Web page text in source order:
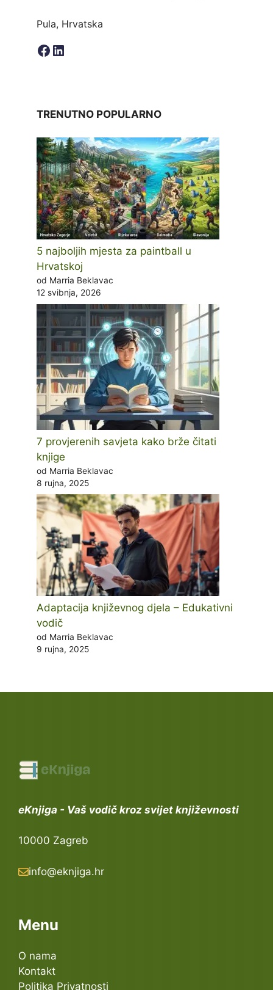
Pula, Hrvatska
Facebook
LinkedIn
TRENUTNO POPULARNO
5 najboljih mjesta za paintball u
Hrvatskoj
od Marria Beklavac
12 svibnja, 2026
7 provjerenih savjeta kako brže čitati
knjige
od Marria Beklavac
8 rujna, 2025
Adaptacija književnog djela – Edukativni
vodič
od Marria Beklavac
9 rujna, 2025
eKnjiga - Vaš vodič kroz svijet književnosti
10000 Zagreb
info@eknjiga.hr
Menu
O nama
Kontakt
Politika Privatnosti